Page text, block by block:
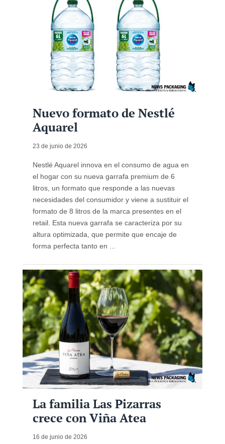
Nuevo formato de Nestlé
Aquarel
23 de junio de 2026
Nestlé Aquarel innova en el consumo de agua en
el hogar con su nueva garrafa premium de 6
litros, un formato que responde a las nuevas
necesidades del consumidor y viene a sustituir el
formato de 8 litros de la marca presentes en el
retail. Esta nueva garrafa se caracteriza por su
altura optimizada, que permite que encaje de
forma perfecta tanto en ...
La familia Las Pizarras
crece con Viña Atea
16 de junio de 2026